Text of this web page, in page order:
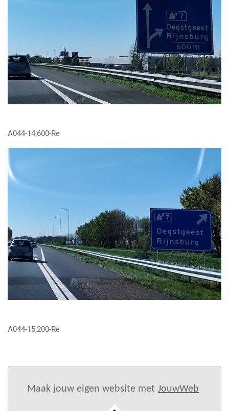
A044-14,600-Re
A044-15,200-Re
Maak jouw eigen website met JouwWeb